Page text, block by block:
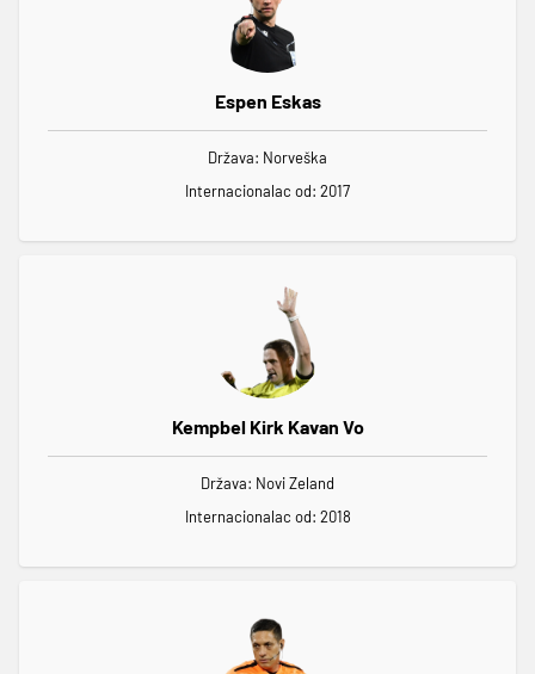
Espen Eskas
Država: Norveška
Internacionalac od: 2017
Kempbel Kirk Kavan Vo
Država: Novi Zeland
Internacionalac od: 2018